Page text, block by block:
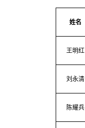
姓名
王明红
刘永清
陈耀兵